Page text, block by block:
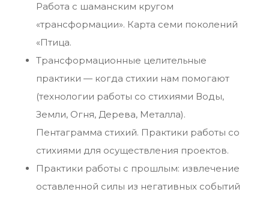
Работа с шаманским кругом
«трансформации». Карта семи поколений
«Птица.
Трансформационные целительные
практики — когда стихии нам помогают
(технологии работы со стихиями Воды,
Земли, Огня, Дерева, Металла).
Пентаграмма стихий. Практики работы со
стихиями для осуществления проектов.
Практики работы с прошлым: извлечение
оставленной силы из негативных событий